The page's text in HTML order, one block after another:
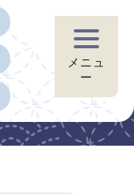
メニュ
ー